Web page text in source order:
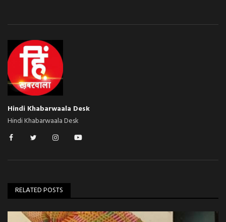
Hindi Khabarwaala Desk
Hindi Khabarwaala Desk
RELATED POSTS